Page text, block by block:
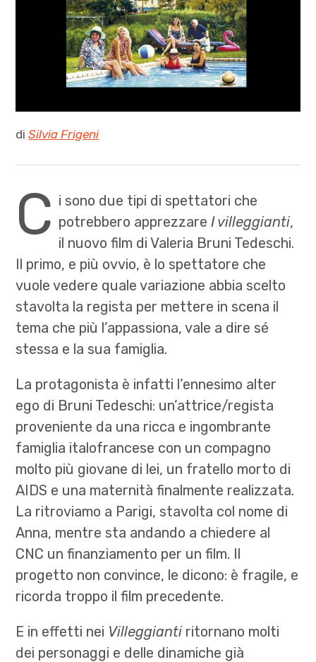
di Silvia Frigeni
C i sono due tipi di spettatori che
potrebbero apprezzareI villeggianti,
il nuovo film di Valeria Bruni Tedeschi.
Il primo, e più ovvio, è lo spettatore che
vuole vedere quale variazione abbia scelto
stavolta la regista per mettere in scena il
tema che più l’appassiona, vale a dire sé
stessa e la sua famiglia.
La protagonista è infatti l’ennesimo alter
ego di Bruni Tedeschi: un’attrice/regista
proveniente da una ricca e ingombrante
famiglia italofrancese con un compagno
molto più giovane di lei, un fratello morto di
AIDS e una maternità finalmente realizzata.
La ritroviamo a Parigi, stavolta col nome di
Anna, mentre sta andando a chiedere al
CNC un finanziamento per un film. Il
progetto non convince, le dicono: è fragile, e
ricorda troppo il film precedente.
E in effetti nei Villeggianti ritornano molti
dei personaggi e delle dinamiche già